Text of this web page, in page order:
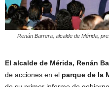
Renán Barrera, alcalde de Mérida,
El alcalde de Mérida, Renán
de acciones en el parque de la